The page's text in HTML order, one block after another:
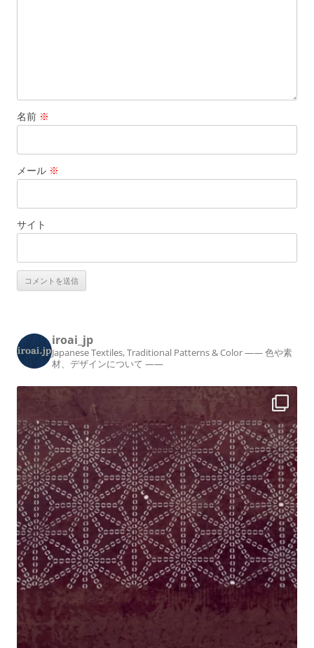
名前 ※
メール ※
サイト
iroai_jp
Japanese Textiles, Traditional Patterns & Color—— 色や素
材、デザインについて ——